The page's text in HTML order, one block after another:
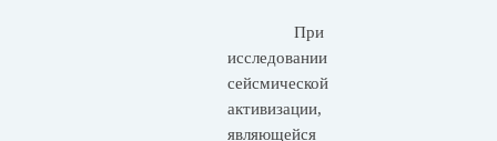
При
исследовании
сейсмической
активизации,
являющейся